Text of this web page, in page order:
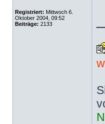
Registriert: Mittwoch 6.
Oktober 2004, 09:52
Beiträge: 2133